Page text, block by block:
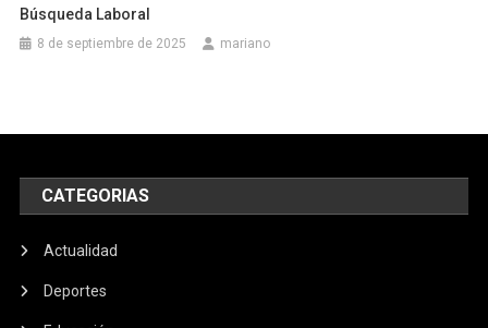
Búsqueda Laboral
8 de septiembre de 2025 mariano
CATEGORIAS
Actualidad
Deportes